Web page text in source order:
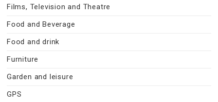
Films, Television and Theatre
Food and Beverage
Food and drink
Furniture
Garden and leisure
GPS